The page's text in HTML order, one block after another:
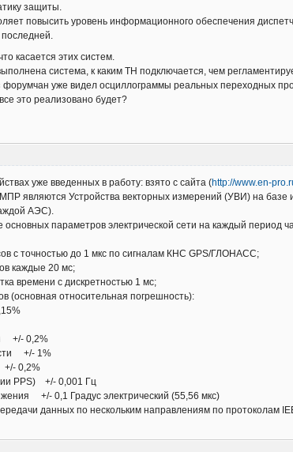
защиты.
повысить уровень информационного обеспечения
касается этих систем.
система, к каким ТН подключается, чем
форумчан уже видел осциллограммы реальных переходных
это реализовано будет?
уже введенных в работу: взято с сайта (http://www.en-
являются Устройства векторных измерений (УВИ) на базе
АЭС).
параметров электрической сети на каждый период
с точностью до 1 мкс по сигналам КНС GPS/ГЛОНАСС;
каждые 20 мс;
времени с дискретностью 1 мс;
(основная относительная погрешность):
+/- 0,2%
+/- 1%
0,2%
PPS) +/- 0,001 Гц
+/- 0,1 Градус электрический (55,56 мкс)
данных по нескольким направлениям по протоколам